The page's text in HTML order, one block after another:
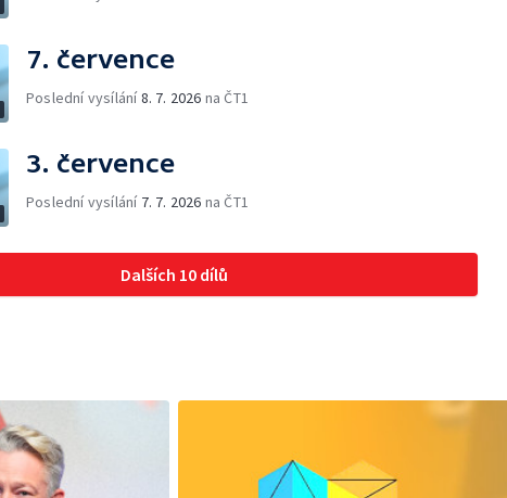
7. července
Poslední vysílání8. 7. 2026 na ČT1
3. července
Poslední vysílání 7. 7. 2026 na ČT1
Dalších 10 dílů